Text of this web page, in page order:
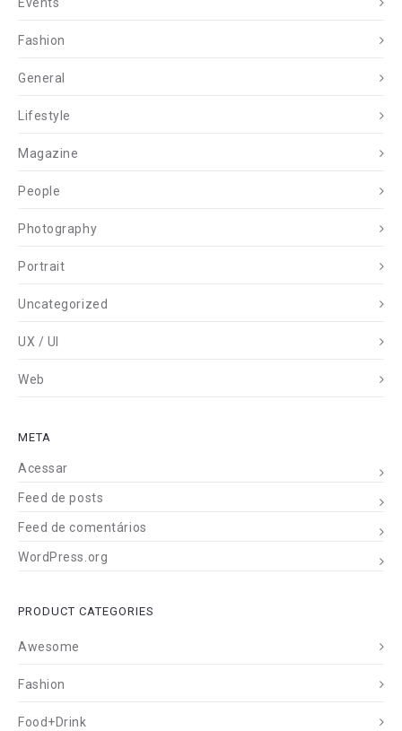
Fashion
General
Lifestyle
Magazine
People
Photography
Portrait
Uncategorized
UX / UI
Web
META
Acessar
Feed de posts
Feed de comentários
WordPress.org
PRODUCT CATEGORIES
Awesome
Fashion
Food+Drink